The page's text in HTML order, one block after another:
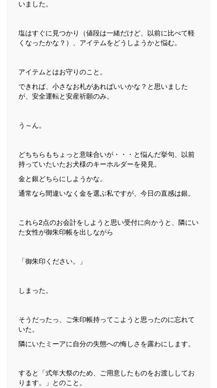
いました。
塩はすぐに見つかり（値段は一緒だけど、以前に比べて軽
くなったかな？）、アイテムをどうしようかと悩む。
アイテムとはお守りのこと。
できれば、小さなお札があればいいかな？と思いました
が、安全運転と安産祈願のみ。
う～ん。
どちちらもちょっと意味合いが・・・と悩んだ挙句、以前
持っていたいたお犬様のキーホルダーを発見。
金と銀どちらにしようかな。
通常なら間違いなく金を選ぶ私ですが、今日の直感は銀。
これら2点のお会計をしようと思い受付に向かうと、隣にい
た女性が御朱印帳を出しながら
「御朱印ください。」
しまった。
そうだったっ、ご朱印帳持ってこようと思ったのに忘れて
いた。
隣にいたミーアに自分の失態への悔しさを露わにします。
すると「式年大祭のため、ご用意したものをお渡ししてお
ります。」とのこと。